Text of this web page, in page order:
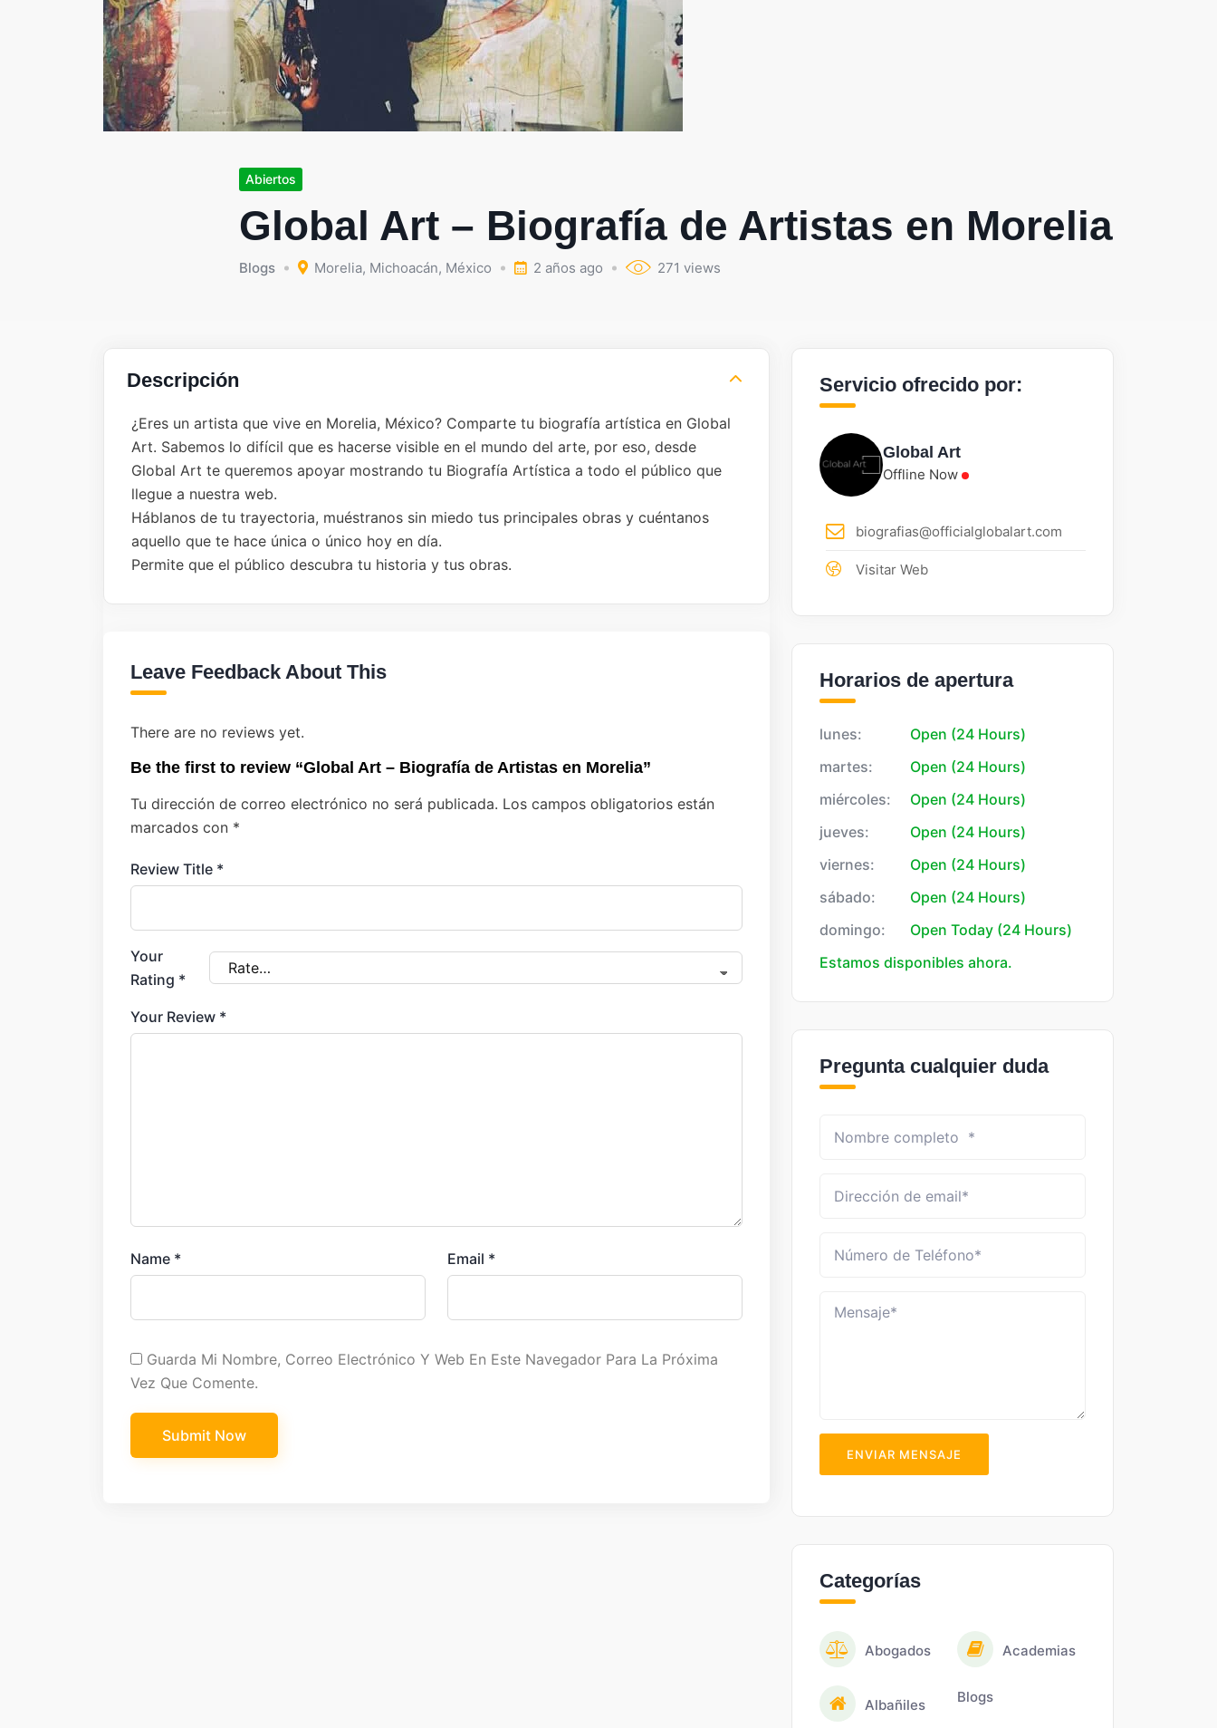
Abiertos
Global Art – Biografía de Artistas en Morelia
Blogs Morelia, Michoacán, México 2 años ago 271 views
Descripción
¿Eres un artista que vive en Morelia, México? Comparte tu biografía artística en Global
Art. Sabemos lo difícil que es hacerse visible en el mundo del arte, por eso, desde
Global Art te queremos apoyar mostrando tu Biografía Artística a todo el público que
llegue a nuestra web.
Háblanos de tu trayectoria, muéstranos sin miedo tus principales obras y cuéntanos
aquello que te hace única o único hoy en día.
Permite que el público descubra tu historia y tus obras.
Leave Feedback About This
There are no reviews yet.
Be the first to review “Global Art – Biografía de Artistas en Morelia”
Tu dirección de correo electrónico no será publicada. Los campos obligatorios están
marcados con *
Review Title *
Your
Rating *
Your Review *
Name * Email *
Guarda Mi Nombre, Correo Electrónico Y Web En Este Navegador Para La Próxima
Vez Que Comente.
Servicio ofrecido por:
Global Art
Offline Now
biografias@officialglobalart.com
Visitar Web
Horarios de apertura
lunes:
Open (24 Hours)
martes:
Open (24 Hours)
miércoles:
Open (24 Hours)
jueves:
Open (24 Hours)
viernes:
Open (24 Hours)
sábado:
Open (24 Hours)
domingo:
Open Today (24 Hours)
Estamos disponibles ahora.
Pregunta cualquier duda
ENVIAR MENSAJE
Categorías
Abogados Academias
Albañiles Blogs